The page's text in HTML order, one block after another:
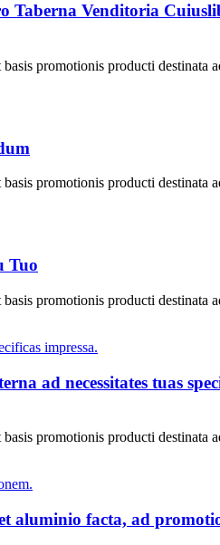
Taberna Venditoria
promotionis producti destinata
promotionis producti destinata
Tuo
promotionis producti destinata
ad necessitates tuas
promotionis producti destinata
aluminio facta, ad